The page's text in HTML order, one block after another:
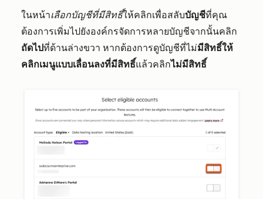
ในหน้าเลือกบัญชีที่มีสิทธิ์ให้คลิกเพื่อสลับบัญชีที่คุณ
ต้องการเพิ่มไปยังองค์กรจัดการหลายบัญชีจากนั้นคลิก
ถัดไปที่ด้านล่างขวา หากต้องการดูบัญชีที่ไม่มีสิทธิ์ให้
คลิกเมนูแบบเลื่อนลงที่มีสิทธิ์แล้วคลิกไม่มีสิทธิ์